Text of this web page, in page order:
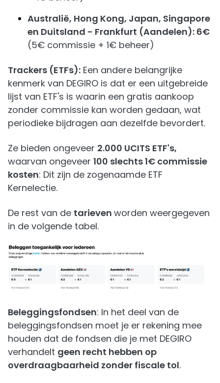
Australië, Hong Kong, Japan, Singapore
en Duitsland - Frankfurt (Aandelen): 6€
(5€ commissie + 1€ beheer)
Trackers (ETFs): Een andere belangrijke
kenmerk van DEGIRO is dat er een uitgebreide
lijst van ETF's is waarin een gratis aankoop
zonder commissie kan worden gedaan, wat
periodieke bijdragen aan dezelfde bevordert.
Ze bieden ongeveer 2.000 UCITS ETF's,
waarvan ongeveer 100 slechts 1€ commissie
kosten: Dit zijn de zogenaamde ETF
Kernelectie.
De rest van de tarieven worden weergegeven
in de volgende tabel.
Beleggingsfondsen: In het deel van de
beleggingsfondsen moet je er rekening mee
houden dat de fondsen die je met DEGIRO
verhandelt geen recht hebben op
overdraagbaarheid zonder fiscale tol.